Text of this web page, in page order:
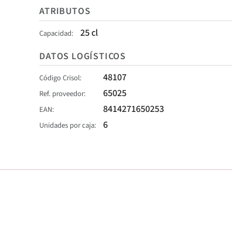
ATRIBUTOS
Capacidad
25 cl
DATOS LOGÍSTICOS
Código Crisol 48107
Ref. proveedor 65025
EAN 8414271650253
Unidades por caja 6